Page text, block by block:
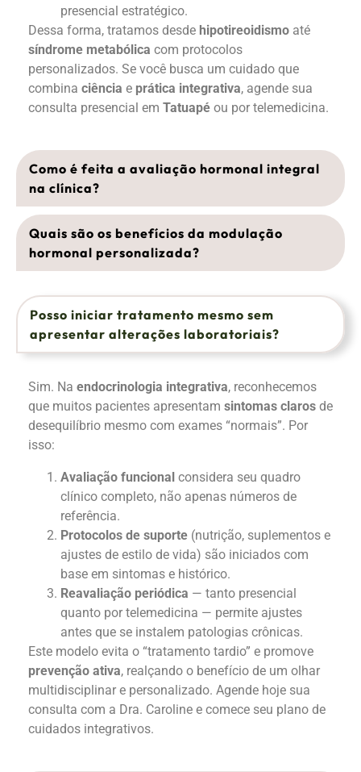
presencial estratégico.
Dessa forma, tratamos desde hipotireoidismo até
síndrome metabólica com protocolos
personalizados. Se você busca um cuidado que
combina ciência e prática integrativa, agende sua
consulta presencial em Tatuapé ou por telemedicina.
Como é feita a avaliação hormonal integral
na clínica?
Quais são os benefícios da modulação
hormonal personalizada?
Posso iniciar tratamento mesmo sem
apresentar alterações laboratoriais?
Sim. Na endocrinologia integrativa, reconhecemos
que muitos pacientes apresentam sintomas claros de
desequilíbrio mesmo com exames “normais”. Por
isso:
Avaliação funcional considera seu quadro
clínico completo, não apenas números de
referência.
Protocolos de suporte (nutrição, suplementos e
ajustes de estilo de vida) são iniciados com
base em sintomas e histórico.
Reavaliação periódica — tanto presencial
quanto por telemedicina — permite ajustes
antes que se instalem patologias crônicas.
Este modelo evita o “tratamento tardio” e promove
prevenção ativa, realçando o benefício de um olhar
multidisciplinar e personalizado. Agende hoje sua
consulta com a Dra. Caroline e comece seu plano de
cuidados integrativos.